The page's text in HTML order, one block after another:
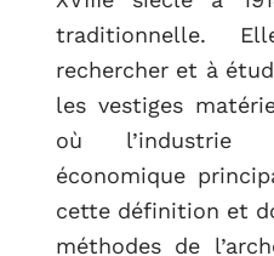
traditionnelle.
rechercher et à
les vestiges
où l’industrie
économique
cette définition et
méthodes de